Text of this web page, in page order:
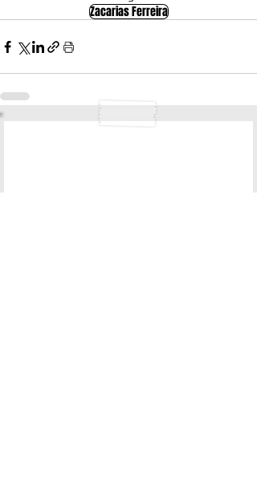
Zacarias Ferreira